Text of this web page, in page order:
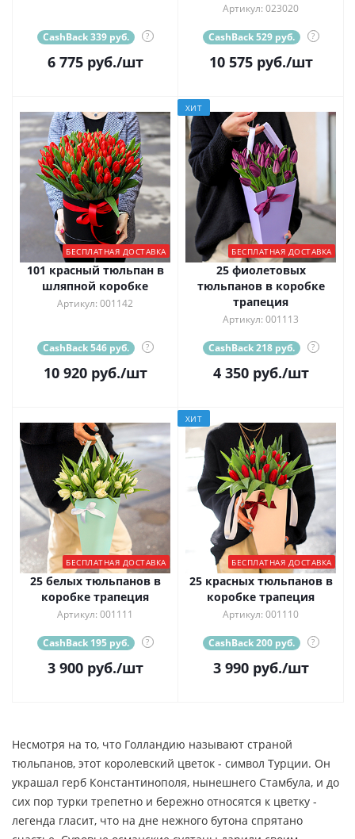
CashBack 339 руб. ?
6 775руб./шт
Артикул: 023020
CashBack 529 руб. ?
10 575руб./шт
БЕСПЛАТНАЯ ДОСТАВКА
101 красный тюльпан в
шляпной коробке
Артикул: 001142
CashBack 546 руб. ?
10 920руб./шт
ХИТ
БЕСПЛАТНАЯ ДОСТАВКА
25 фиолетовых
тюльпанов в коробке
трапеция
Артикул: 001113
CashBack 218 руб. ?
4 350руб./шт
БЕСПЛАТНАЯ ДОСТАВКА
25 белых тюльпанов в
коробке трапеция
Артикул: 001111
CashBack 195 руб. ?
3 900руб./шт
ХИТ
БЕСПЛАТНАЯ ДОСТАВКА
25 красных тюльпанов в
коробке трапеция
Артикул: 001110
CashBack 200 руб. ?
3 990руб./шт
Несмотря на то, что Голландию называют страной
тюльпанов, этот королевский цветок - символ Турции. Он
украшал герб Константинополя, нынешнего Стамбула, и до
сих пор турки трепетно и бережно относятся к цветку -
легенда гласит, что на дне нежного бутона спрятано